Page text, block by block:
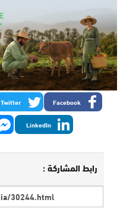
Facebook
Twitter
LinkedIn
رابط المشاركة :